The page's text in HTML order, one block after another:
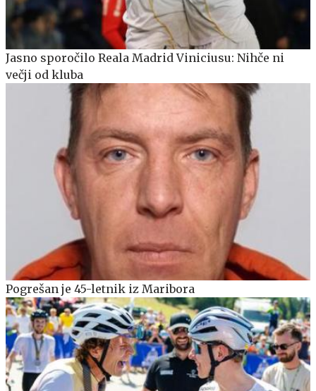
Jasno sporočilo Reala Madrid Viniciusu: Nihče ni
večji od kluba
Pogrešan je 45-letnik iz Maribora